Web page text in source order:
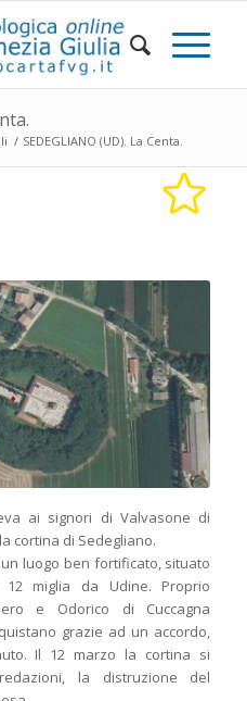
/ SEDEGLIANO (UD). La Centa.
ai signori di Valvasone di
cortina di Sedegliano.
luogo ben fortificato, situato
miglia da Udine. Proprio
e Odorico di Cuccagna
grazie ad un accordo,
Il 12 marzo la cortina si
la distruzione del